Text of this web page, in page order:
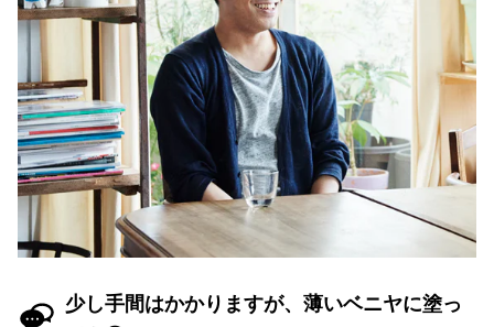
少し手間はかかりますが、薄いベニヤに塗っ